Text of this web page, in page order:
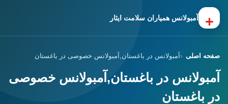
+ آمبولانس همیاران سلامت ایثار
صفحه اصلی آمبولانس در باغستان,آمبولانس خصوصی در باغستان
آمبولانس در باغستان,آمبولانس خصوصی
در باغستان